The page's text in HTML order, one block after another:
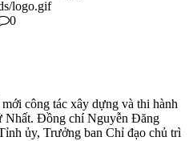
logo.gif
0
công tác xây dựng và thi hành
Nhất. Đồng chí Nguyễn Đăng
ủy, Trưởng ban Chỉ đạo chủ trì